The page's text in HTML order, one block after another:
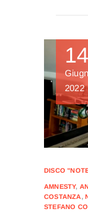
14
2022
DISCO
AMNESTY,
COSTANZA,
STEFANO